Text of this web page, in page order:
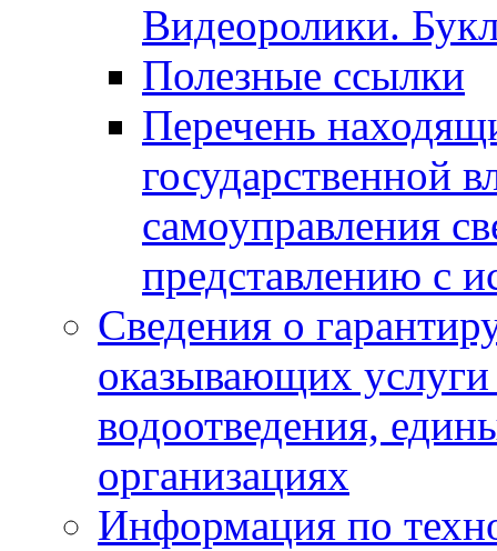
Видеоролики.
Полезные ссылки
Перечень
государственной
самоуправления
представлению с
Сведения о
оказывающих
водоотведения,
организациях
Информация по